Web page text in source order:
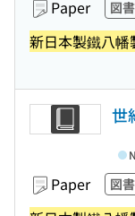
Paper 図書
新日本製鐵八幡
世
Paper 図書